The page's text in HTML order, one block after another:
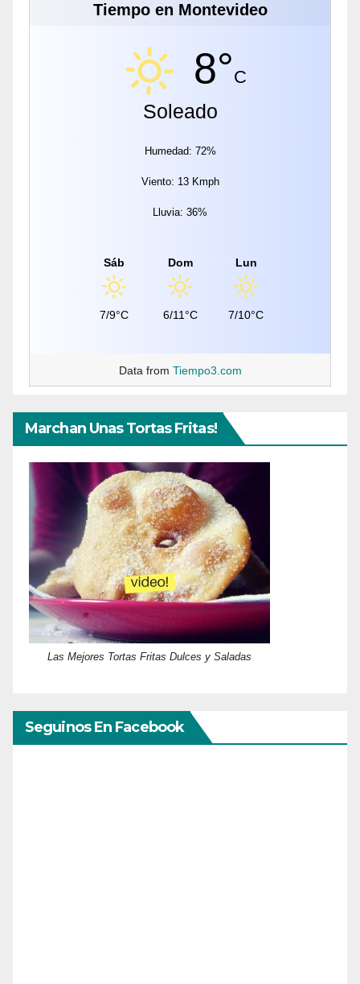
Tiempo en Montevideo
8°C
Soleado
Humedad: 72%
Viento: 13 Kmph
Lluvia: 36%
Sáb
7/9°C
Dom
6/11°C
Lun
7/10°C
Data from Tiempo3.com
Marchan Unas Tortas Fritas!
Las Mejores Tortas Fritas Dulces y Saladas
Seguinos En Facebook